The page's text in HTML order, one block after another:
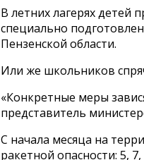
В летних лагерях детей
специально
Пензенской области.
Или же школьников
«Конкретные меры
представитель
С начала месяца на
ракетной опасности: 5,